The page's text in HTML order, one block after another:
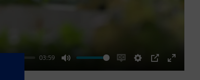
03:59
Mute
EnableSettings
PIP
Enter